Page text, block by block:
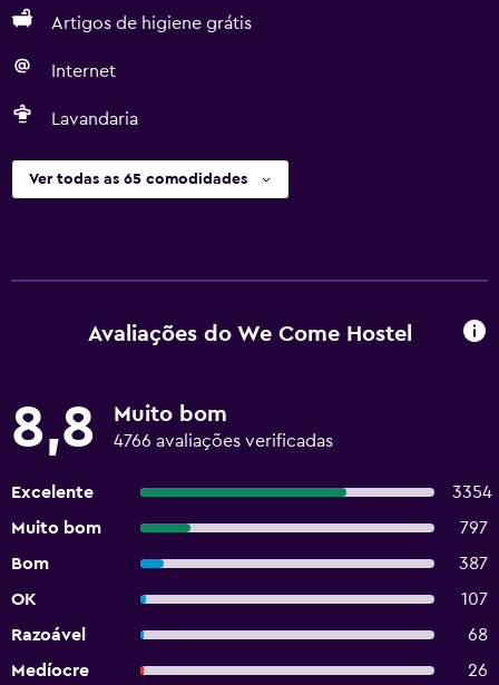
Artigos de higiene grátis
Internet
Lavandaria
Ver todas as 65 comodidades
Avaliações do We Come Hostel
8,8 Muito bom
4766 avaliações verificadas
Excelente
3354
Muito bom
797
Bom
387
OK
107
Razoável
68
Medíocre
26